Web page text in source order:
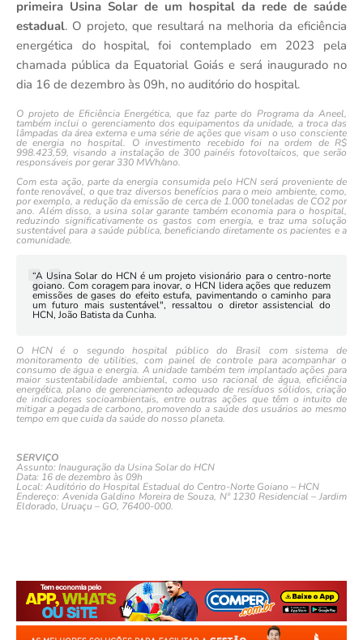
primeira Usina Solar de um hospital da rede de saúde
estadual. O projeto, que resultará na melhoria da eficiência
energética do hospital, foi contemplado em 2023 pela
chamada pública da Equatorial Goiás e será inaugurado no
dia 16 de dezembro às 09h, no auditório do hospital.
O projeto de Eficiência Energética, que faz parte do Programa da Aneel,
também inclui o gerenciamento dos equipamentos da unidade, a troca das
lâmpadas da área externa e uma série de ações que visam o uso consciente
de energia no hospital. O investimento recebido foi na ordem de R$
998.423,59, visando a instalação de 300 painéis fotovoltaicos, que serão
responsáveis por gerar 330 MWh/ano.
Com esta ação, parte da energia consumida pelo HCN será proveniente de
fonte renovável, o que traz diversos benefícios para o meio ambiente, como,
por exemplo, a redução da emissão de cerca de 1.000 toneladas de CO2 por
ano. Além disso, a usina solar garante também economia para o hospital,
reduzindo significativamente os gastos com energia, e traz uma solução
sustentável para a saúde pública, beneficiando diretamente os pacientes e a
comunidade.
“A Usina Solar do HCN é um projeto visionário para o centro-norte
goiano. Com coragem para inovar, o HCN lidera ações que reduzem
emissões de gases do efeito estufa, pavimentando o caminho para
um futuro mais sustentável", ressaltou o diretor assistencial do
HCN, João Batista da Cunha.
O HCN é o segundo hospital público do Brasil com sistema de
monitoramento de utilities, com painel de controle para acompanhar o
consumo de água e energia. A unidade também tem implantado ações para
maior sustentabilidade ambiental, como uso racional de água, eficiência
energética, plano de gerenciamento adequado de resíduos sólidos, criação
de indicadores socioambientais, entre outras ações que têm o intuito de
mitigar a pegada de carbono, promovendo a saúde dos usuários ao mesmo
tempo em que cuida da saúde do nosso planeta.
SERVIÇO
Assunto: Inauguração da Usina Solar do HCN
Data: 16 de dezembro às 09h
Local: Auditório do Hospital Estadual do Centro-Norte Goiano – HCN
Endereço: Avenida Galdino Moreira de Souza, Nº 1230 Residencial – Jardim
Eldorado, Uruaçu – GO, 76400-000.